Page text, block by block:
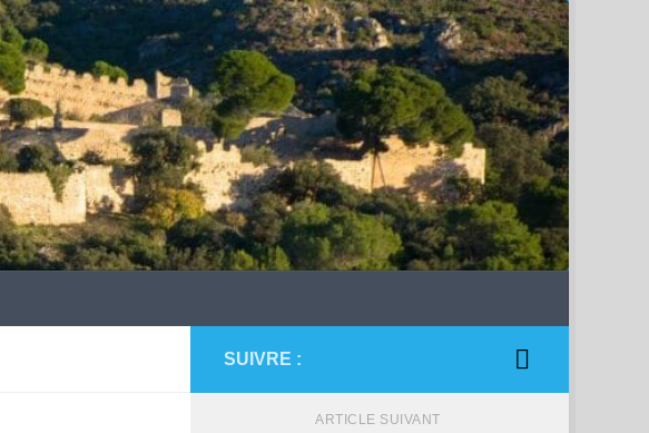
SUIVRE :
ARTICLE SUIVANT